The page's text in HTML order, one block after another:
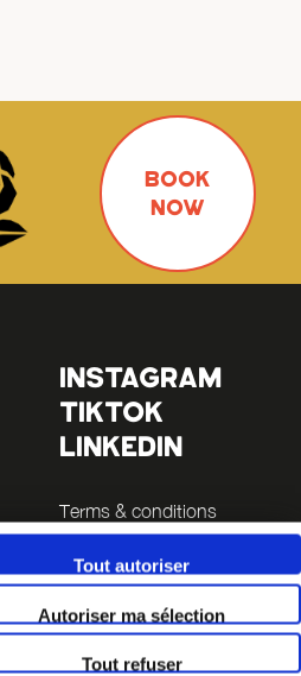
Tout autoriser
Autoriser ma sélection
Tout refuser
BOOK
NOW
INSTAGRAM
TIKTOK
LINKEDIN
Terms & conditions
Legals